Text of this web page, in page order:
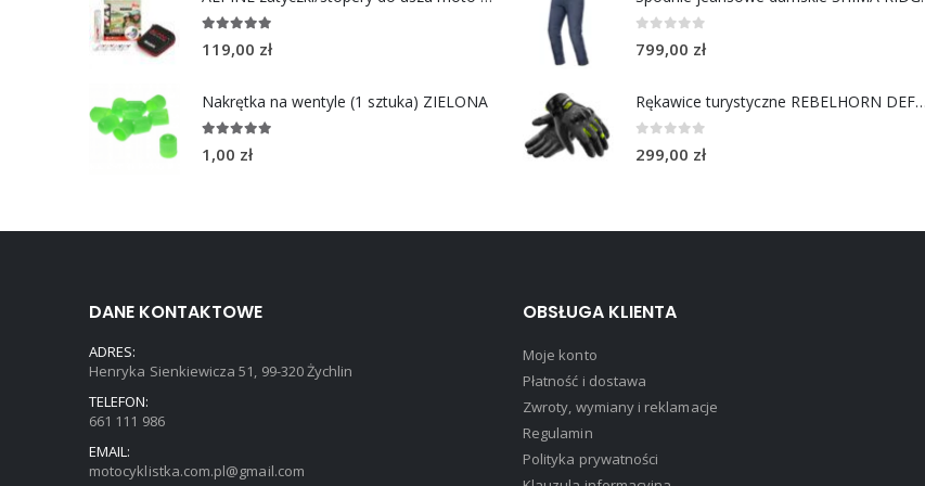
out of 5
119,00 zł
Nakrętka na wentyle (1 sztuka) ZIELONA
out of 5
1,00 zł
out of 5
799,00 zł
Rękawice turystyczne REBELHORN DEFENDER black yellow fluo
out of 5
299,00 zł
DANE KONTAKTOWE
ADRES:
Henryka Sienkiewicza 51, 99-320 Żychlin
TELEFON:
661 111 986
EMAIL:
motocyklistka.com.pl@gmail.com
OBSŁUGA KLIENTA
Moje konto
Płatność i dostawa
Zwroty, wymiany i reklamacje
Regulamin
Polityka prywatności